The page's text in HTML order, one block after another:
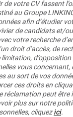
de votre CV fassent
au Groupe
afin d’étudier
de candidats et/
votre recherche
droit d’accès, de
limitation,
vous concernant,
au sort de vos
ces droits en
réclamation peut être
plus sur notre
cliquezici.